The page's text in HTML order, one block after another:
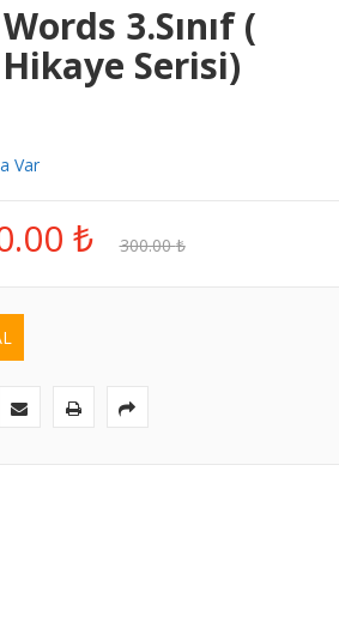
3.Sınıf (
Serisi)
Var
₺ 300.00₺